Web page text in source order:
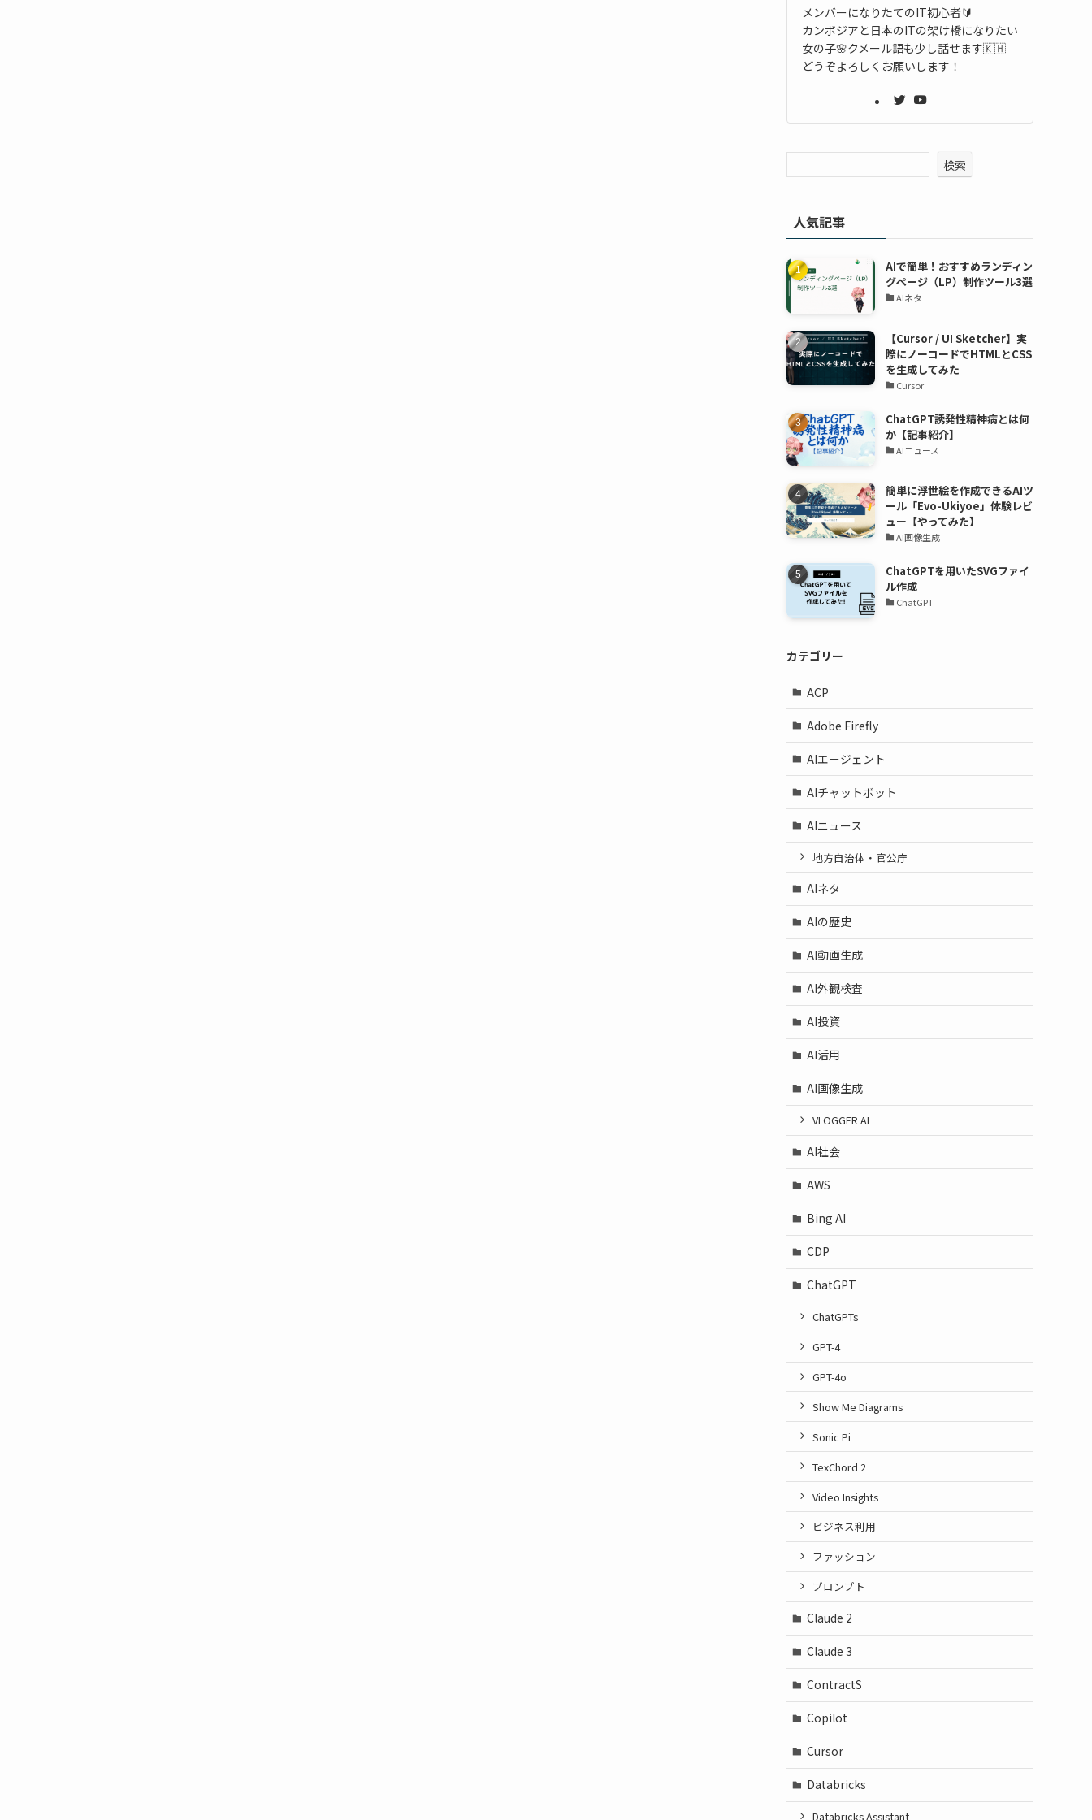
メンバーになりたてのIT初心者🔰
カンボジアと日本のITの架け橋になりたい
女の子🌸クメール語も少し話せます🇰🇭
どうぞよろしくお願いします！
検索
人気記事
AIで簡単！おすすめランディン
グページ（LP）制作ツール3選
AIネタ
【Cursor / UI Sketcher】実
際にノーコードでHTMLとCSS
を生成してみた
Cursor
ChatGPT誘発性精神病とは何
か【記事紹介】
AIニュース
簡単に浮世絵を作成できるAIツ
ール「Evo-Ukiyoe」体験レビ
ュー【やってみた】
AI画像生成
ChatGPTを用いたSVGファイ
ル作成
ChatGPT
カテゴリー
ACP
Adobe Firefly
AIエージェント
AIチャットボット
AIニュース
地方自治体・官公庁
AIネタ
AIの歴史
AI動画生成
AI外観検査
AI投資
AI活用
AI画像生成
VLOGGER AI
AI社会
AWS
Bing AI
CDP
ChatGPT
ChatGPTs
GPT-4
GPT-4o
Show Me Diagrams
Sonic Pi
TexChord 2
Video Insights
ビジネス利用
ファッション
プロンプト
Claude 2
Claude 3
ContractS
Copilot
Cursor
Databricks
Databricks Assistant